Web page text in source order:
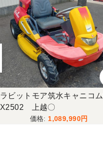
ラビットモア筑水キャニコ
X2502 上越〇
1,089,990